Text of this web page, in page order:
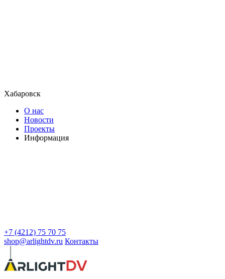
Хабаровск
О нас
Новости
Проекты
Информация
+7 (4212) 75 70 75
shop@arlightdv.ru Контакты